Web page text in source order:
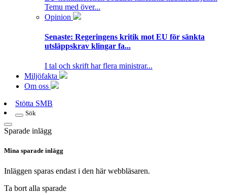
Temu med över...
Opinion
Senaste: Regeringens kritik mot EU för sänkta
utsläppskrav klingar fa...
I tal och skrift har flera ministrar...
Miljöfakta
Om oss
Stötta SMB
Sök
Sparade inlägg
Mina sparade inlägg
Inläggen sparas endast i den här webbläsaren.
Ta bort alla sparade